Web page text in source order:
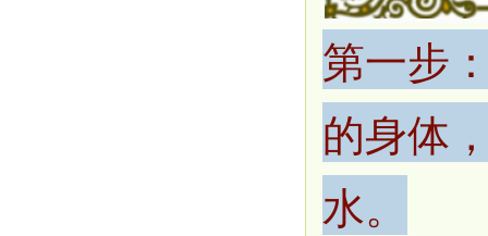
第一步
的身体
水。